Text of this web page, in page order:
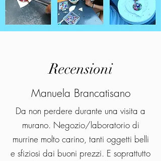
Recensioni
Manuela Brancatisano
Da non perdere durante una visita a
murano. Negozio/laboratorio di
murrine molto carino, tanti oggetti belli
e sfiziosi dai buoni prezzi. E soprattutto